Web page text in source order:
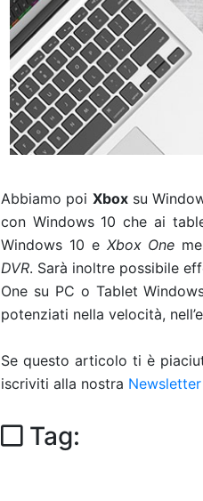
Abbiamo poi Xboxsu
con Windows 10 che ai
Windows 10 e Xbox One
DVR. Sarà inoltre possibile
One su PC o Tablet
potenziati nella velocità,
Se questo articolo ti è
iscriviti alla nostra
Tag: